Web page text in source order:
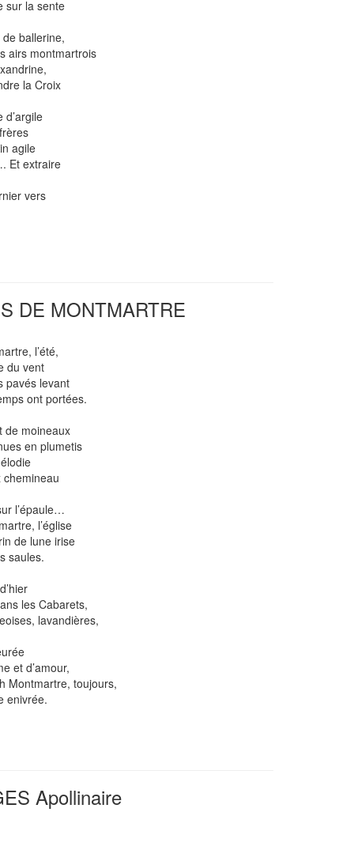
sur la sente
ballerine,
airs montmartrois
la Croix
agile
Et extraire
vers
DE MONTMARTRE
l’été,
du vent
pavés levant
ont portées.
de moineaux
en plumetis
chemineau
l’épaule…
l’église
de lune irise
saules.
les Cabarets,
lavandières,
et d’amour,
Montmartre, toujours,
enivrée.
Apollinaire